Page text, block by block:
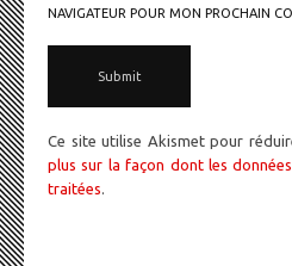
NAVIGATEUR POUR MON PROCHAIN
Ce site utilise Akismet pour
plus sur la façon dont les
traitées.